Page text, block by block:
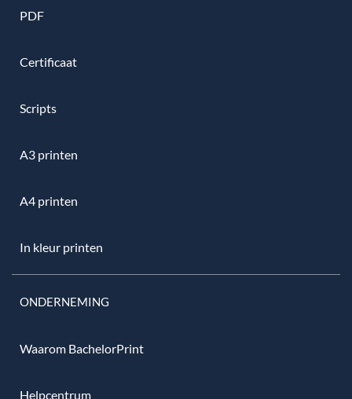
PDF
Certificaat
Scripts
A3 printen
A4 printen
In kleur printen
ONDERNEMING
Waarom BachelorPrint
Helpcentrum